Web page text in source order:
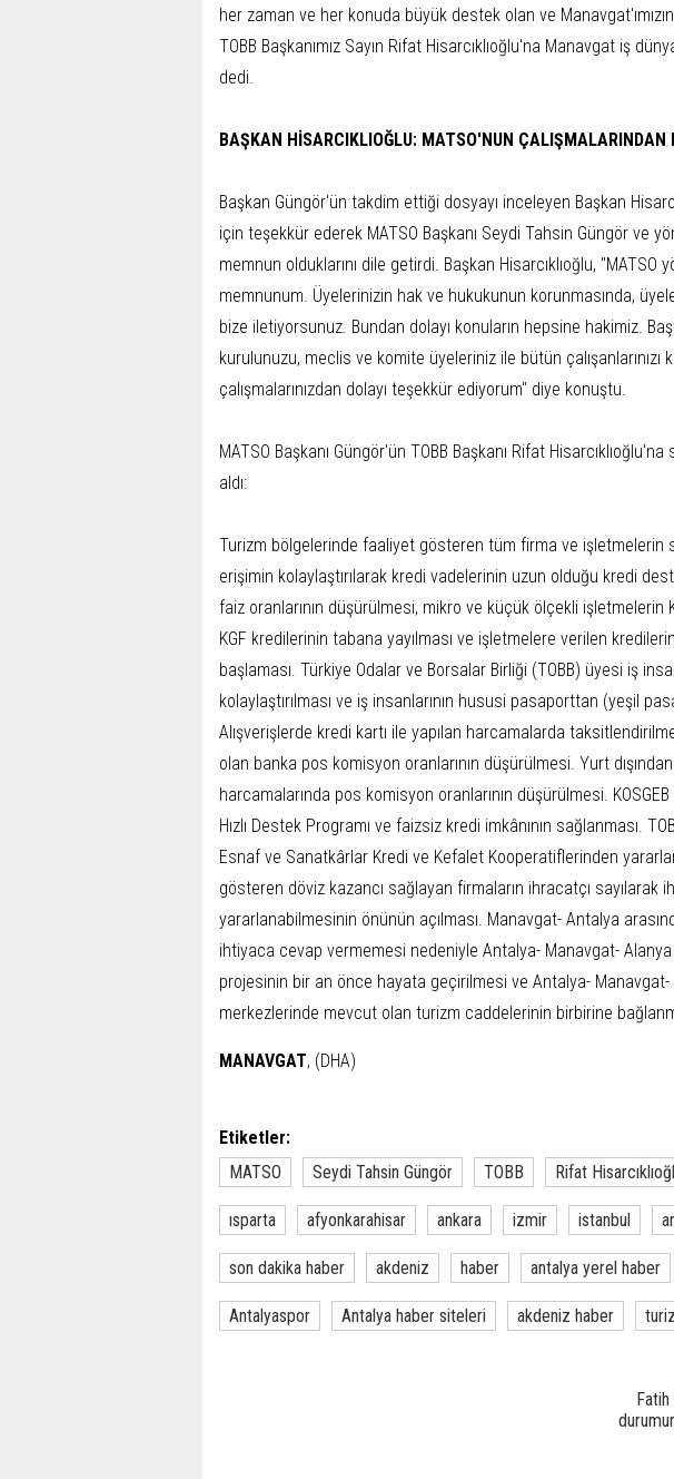
her zaman ve her konuda büyük destek olan ve
TOBB Başkanımız Sayın Rifat Hisarcıklıoğlu'na Manavgat iş
dedi.
BAŞKAN HİSARCIKLIOĞLU: MATSO'NUN ÇALIŞMALARINDAN
Başkan Güngör'ün takdim ettiği dosyayı inceleyen Başkan
için teşekkür ederek MATSO Başkanı Seydi Tahsin Güngör ve
memnun olduklarını dile getirdi. Başkan Hisarcıklıoğlu, "MATSO
memnunum. Üyelerinizin hak ve hukukunun korunmasında,
bize iletiyorsunuz. Bundan dolayı konuların hepsine hakimiz.
kurulunuzu, meclis ve komite üyeleriniz ile bütün çalışanlarınızı
çalışmalarınızdan dolayı teşekkür ediyorum" diye konuştu.
MATSO Başkanı Güngör'ün TOBB Başkanı Rifat
aldı:
Turizm bölgelerinde faaliyet gösteren tüm firma ve işletmelerin
erişimin kolaylaştırılarak kredi vadelerinin uzun olduğu kredi
faiz oranlarının düşürülmesi, mikro ve küçük ölçekli işletmelerin
KGF kredilerinin tabana yayılması ve işletmelere verilen
başlaması. Türkiye Odalar ve Borsalar Birliği (TOBB) üyesi iş
kolaylaştırılması ve iş insanlarının hususi pasaporttan (yeşil
Alışverişlerde kredi kartı ile yapılan harcamalarda taksitlendirilme
olan banka pos komisyon oranlarının düşürülmesi. Yurt
harcamalarında pos komisyon oranlarının düşürülmesi. KOSGEB
Hızlı Destek Programı ve faizsiz kredi imkânının sağlanması.
Esnaf ve Sanatkârlar Kredi ve Kefalet Kooperatiflerinden
gösteren döviz kazancı sağlayan firmaların ihracatçı sayılarak
yararlanabilmesinin önünün açılması. Manavgat- Antalya
ihtiyaca cevap vermemesi nedeniyle Antalya- Manavgat-
projesinin bir an önce hayata geçirilmesi ve Antalya- Manavgat-
merkezlerinde mevcut olan turizm caddelerinin birbirine
MANAVGAT, (DHA)
Etiketler:
MATSO
Seydi Tahsin Güngör TOBB Rifat
ısparta afyonkarahisar ankara izmir istanbul
son dakika haber akdeniz haber antalya yerel haber
Antalyaspor Antalya haber siteleri akdeniz haber
Fatih